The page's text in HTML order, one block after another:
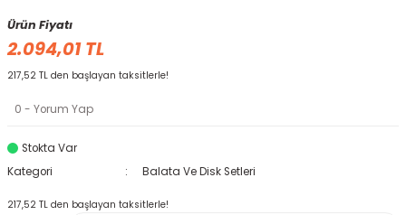
Ürün Fiyatı
2.094,01 TL
217,52 TL den başlayan taksitlerle!
0 - Yorum Yap
Stokta Var
Kategori
Balata Ve Disk Setleri
217,52 TL den başlayan taksitlerle!